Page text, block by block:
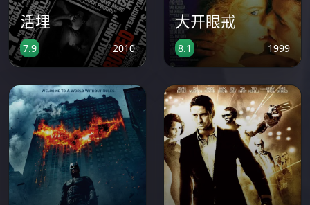
活埋
7.9 2010
大开眼戒
8.1 1999